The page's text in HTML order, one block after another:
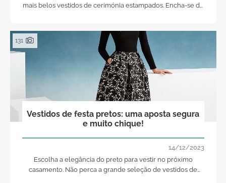
mais belos vestidos de cerimónia estampados. Encha-se de
Vestidos de festa pretos: uma aposta segura
e muito chique!
14/12/2023
Escolha a elegância do preto para vestir no próximo
casamento. Não perca a grande seleção de vestidos de
131